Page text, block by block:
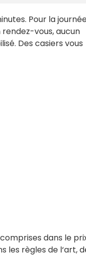
Pour la
vous, aucun
Des casiers vous
dans le
les règles de l‘art,